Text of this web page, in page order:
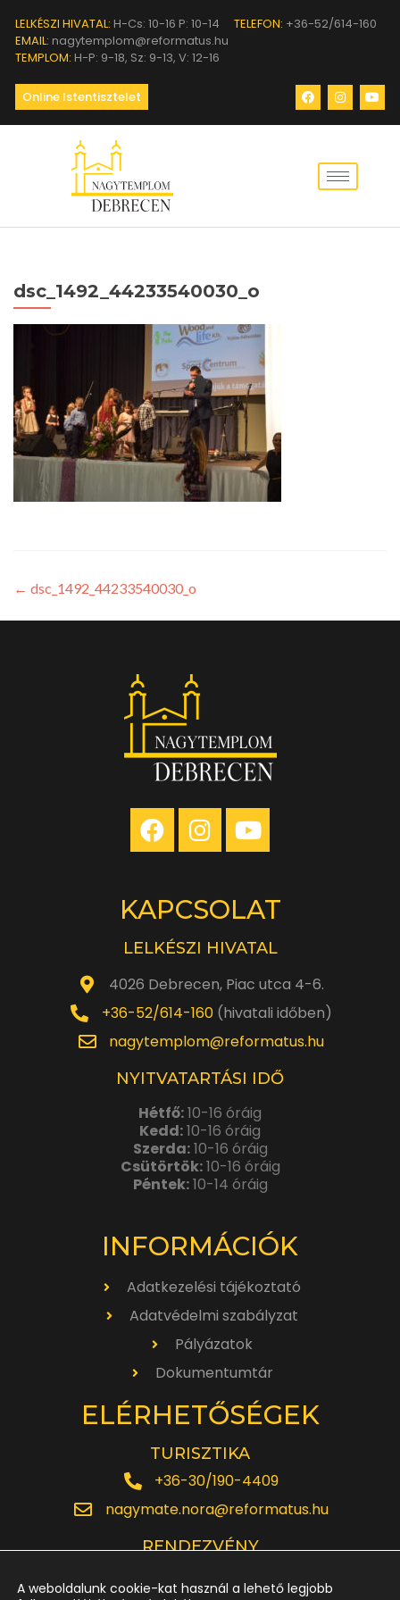
LELKÉSZI HIVATAL: H-Cs: 10-16 P: 10-14 TELEFON: +36-52/614-160
EMAIL: nagytemplom@reformatus.hu
TEMPLOM: H-P: 9-18, Sz: 9-13, V: 12-16
Online Istentisztelet
dsc_1492_44233540030_o
← dsc_1492_44233540030_o
KAPCSOLAT
LELKÉSZI HIVATAL
4026 Debrecen, Piac utca 4-6.
+36-52/614-160(hivatali időben)
nagytemplom@reformatus.hu
NYITVATARTÁSI IDŐ
Hétfő:10-16 óráig
Kedd:10-16 óráig
Szerda:10-16 óráig
Csütörtök:10-16 óráig
Péntek:10-14 óráig
INFORMÁCIÓK
Adatkezelési tájékoztató
Adatvédelmi szabályzat
Pályázatok
Dokumentumtár
ELÉRHETŐSÉGEK
TURISZTIKA
+36-30/190-4409
nagymate.nora@reformatus.hu
RENDEZVÉNY
A weboldalunk cookie-kat használ a lehető legjobb